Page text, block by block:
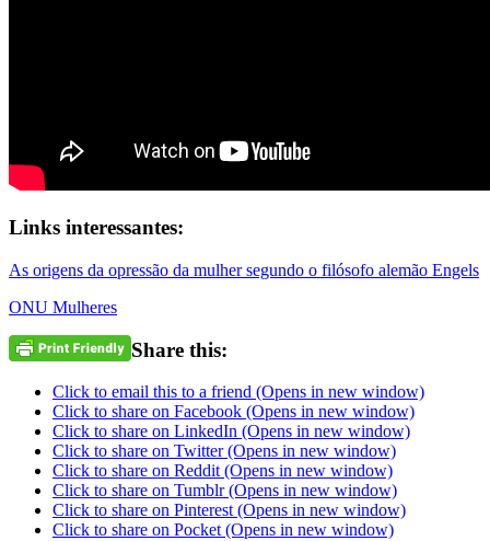
Links interessantes:
As origens da opressão da mulher segundo o filósofo alemão Engels
ONU Mulheres
Share this:
Click to email this to a friend (Opens in new window)
Click to share on Facebook (Opens in new window)
Click to share on LinkedIn (Opens in new window)
Click to share on Twitter (Opens in new window)
Click to share on Reddit (Opens in new window)
Click to share on Tumblr (Opens in new window)
Click to share on Pinterest (Opens in new window)
Click to share on Pocket (Opens in new window)